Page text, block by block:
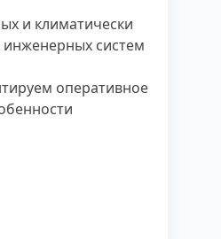
и климатически
инженерных систем
оперативное